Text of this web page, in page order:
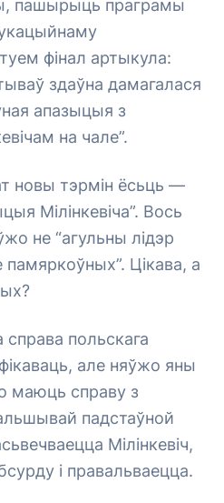
пашырыць праграмы
фінал артыкула:
здаўна дамагалася
апазыцыя з
на чале”.
новы тэрмін ёсьць —
Мілінкевіча”. Вось
не “агульны лідэр
памяркоўных”. Цікава, а
польскага
але няўжо яны
маюць справу з
падстаўной
Мілінкевіч,
і правальваецца.